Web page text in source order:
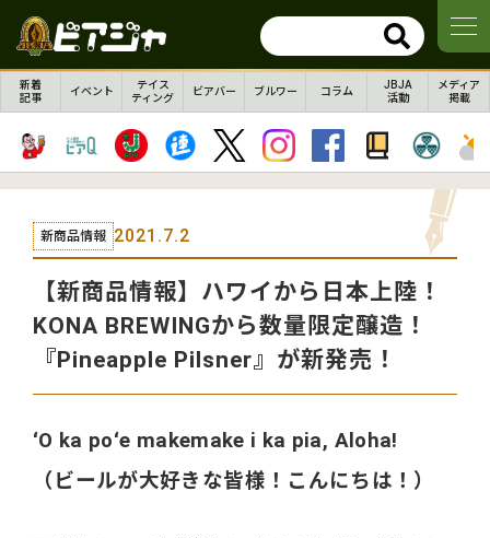
新着
記事
イベント
テイス
ティング
ビアバー ブルワー コラム
JBJA
活動
メディア
掲載
新商品情報 2021.7.2
【新商品情報】ハワイから日本上陸！
KONA BREWINGから数量限定醸造！
『Pineapple Pilsner』が新発売！
ʻO ka poʻe makemake i ka pia, Aloha!
（ビールが大好きな皆様！こんにちは！）